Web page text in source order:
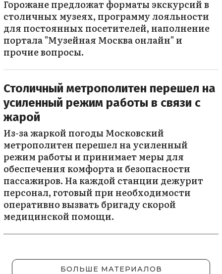
Горожане предложат форматы экскурсий в
столичных музеях, программу лояльности
для постоянных посетителей, наполнение
портала "Музейная Москва онлайн" и
прочие вопросы.
Столичный метрополитен перешел на
усиленный режим работы в связи с
жарой
Из-за жаркой погоды Московский
метрополитен перешел на усиленный
режим работы и принимает меры для
обеспечения комфорта и безопасности
пассажиров. На каждой станции дежурит
персонал, готовый при необходимости
оперативно вызвать бригаду скорой
медицинской помощи.
БОЛЬШЕ МАТЕРИАЛОВ